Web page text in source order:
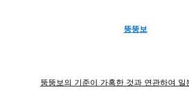
뚱뚱보
뚱뚱보의 기준이 가혹한 것과 연관하여 일